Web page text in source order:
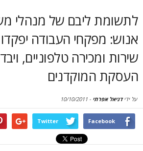
ליבם של מנהלי משאבי
העבודה יפקדו מוקדי
טלפוניים, ויבדקו תנאי
-
10/10/2011
Twitter